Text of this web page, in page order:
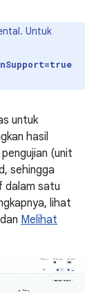
Untuk
untuk
hasil
(unit
sehingga
dalam satu
lihat
dan Melihat